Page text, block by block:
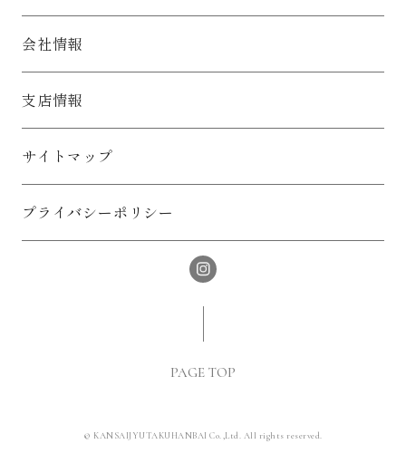
会社情報
支店情報
サイトマップ
プライバシーポリシー
PAGE TOP
© KANSAIJYUTAKUHANBAI Co.,Ltd. All rights reserved.